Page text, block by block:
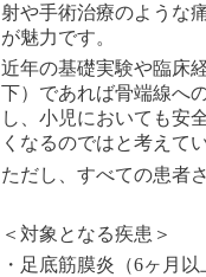
射や手術治療のような
が魅力です。
近年の基礎実験や臨床
下）であれば骨端線へ
し、小児においても安
くなるのではと考えて
ただし、すべての患者
＜対象となる疾患＞
・足底筋膜炎（6ヶ月